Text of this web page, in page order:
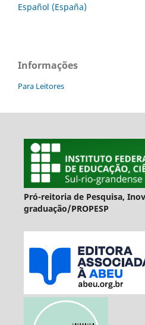
Español (España)
Informações
Para Leitores
Pró-reitoria de Pesquisa,
graduação/PROPESP